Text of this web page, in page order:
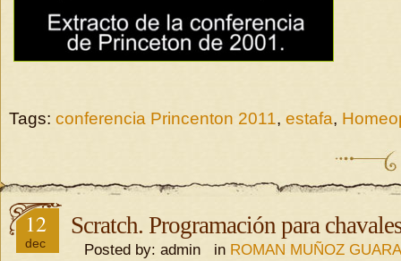
Tags: conferencia Princenton 2011, estafa,
12
dec
Scratch. Programación para
Posted by: admin in ROMAN MUÑOZ